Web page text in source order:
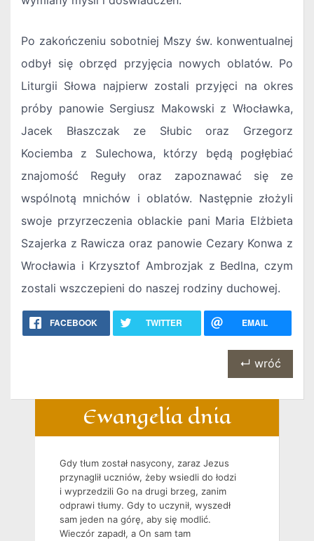
Po zakończeniu sobotniej Mszy św. konwentualnej
odbył się obrzęd przyjęcia nowych oblatów. Po
Liturgii Słowa najpierw zostali przyjęci na okres
próby panowie Sergiusz Makowski z Włocławka,
Jacek Błaszczak ze Słubic oraz Grzegorz
Kociemba z Sulechowa, którzy będą pogłębiać
znajomość Reguły oraz zapoznawać się ze
wspólnotą mnichów i oblatów. Następnie złożyli
swoje przyrzeczenia oblackie pani Maria Elżbieta
Szajerka z Rawicza oraz panowie Cezary Konwa z
Wrocławia i Krzysztof Ambrozjak z Bedlna, czym
zostali wszczepieni do naszej rodziny duchowej.
FACEBOOK TWITTER EMAIL
↵ wróć
Ewangelia dnia
Gdy tłum został nasycony, zaraz Jezus
przynaglił uczniów, żeby wsiedli do łodzi
i wyprzedzili Go na drugi brzeg, zanim
odprawi tłumy. Gdy to uczynił, wyszedł
sam jeden na górę, aby się modlić.
Wieczór zapadł, a On sam tam